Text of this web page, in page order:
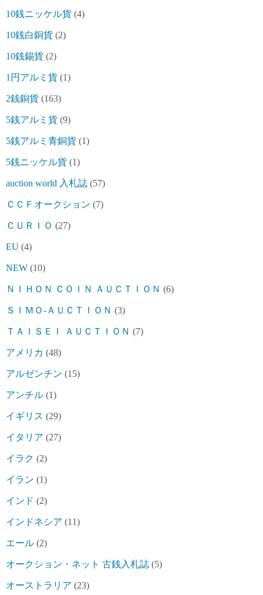
10銭ニッケル貨 (4)
10銭白銅貨 (2)
10銭錫貨 (2)
1円アルミ貨 (1)
2銭銅貨 (163)
5銭アルミ貨 (9)
5銭アルミ青銅貨 (1)
5銭ニッケル貨 (1)
auction world 入札誌 (57)
ＣＣＦオークション (7)
ＣＵＲＩＯ (27)
EU (4)
NEW (10)
ＮＩＨＯＮ ＣＯＩＮ ＡＵＣＴＩＯＮ (6)
ＳＩＭＯ-ＡＵＣＴＩＯＮ (3)
ＴＡＩＳＥＩ ＡＵＣＴＩＯＮ (7)
アメリカ (48)
アルゼンチン (15)
アンチル (1)
イギリス (29)
イタリア (27)
イラク (2)
イラン (1)
インド (2)
インドネシア (11)
エール (2)
オークション・ネット 古銭入札誌 (5)
オーストラリア (23)